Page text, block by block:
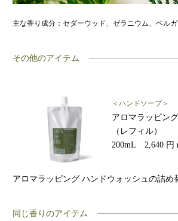
主な香り成分：セダーウッド、ゼラニウム、ベル
その他のアイテム
＜ハンドソープ＞
アロマラッピン
（レフィル）
200mL 2,640 円
アロマラッピング ハンドウォッシュの詰め
同じ香りのアイテム